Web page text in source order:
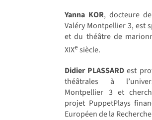
Yanna KOR, docteure
Valéry Montpellier 3, est
et du théâtre de
XIXe siècle.
Didier PLASSARD est
théâtrales à
Montpellier 3 et
projet PuppetPlays
Européen de la